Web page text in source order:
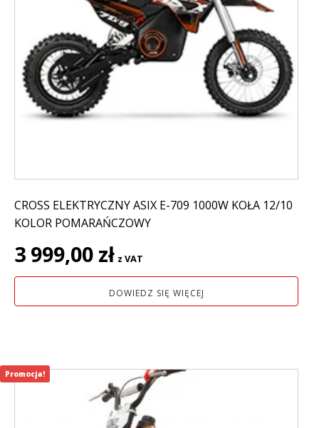
CROSS ELEKTRYCZNY ASIX E-709 1000W KOŁA 12/10
KOLOR POMARAŃCZOWY
3 999,00 zł z VAT
DOWIEDZ SIĘ WIĘCEJ
Promocja!